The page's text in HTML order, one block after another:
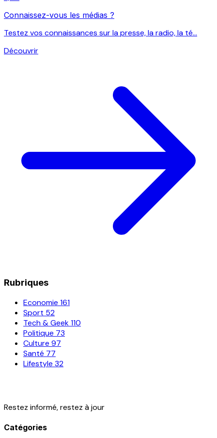
Connaissez-vous les médias ?
Testez vos connaissances sur la presse, la radio, la té...
Découvrir
Rubriques
Economie 161
Sport 52
Tech & Geek110
Politique 73
Culture 97
Santé 77
Lifestyle 32
Restez informé, restez à jour
Catégories